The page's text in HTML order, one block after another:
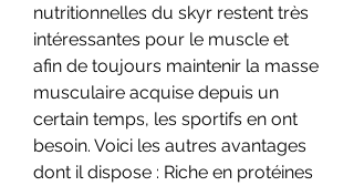
nutritionnelles du skyr restent très
intéressantes pour le muscle et
afin de toujours maintenir la masse
musculaire acquise depuis un
certain temps, les sportifs en ont
besoin. Voici les autres avantages
dont il dispose : Riche en protéines